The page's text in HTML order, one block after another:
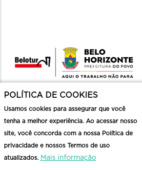
POLÍTICA DE COOKIES
Usamos cookies para assegurar que você
tenha a melhor experiência. Ao acessar nosso
site, você concorda com a nossa Política de
privacidade e nossos Termos de uso
atualizados. Mais informação